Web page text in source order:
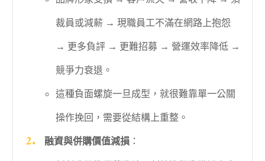
裁員或減薪 → 現職員工不滿在網路上抱怨
→ 更多負評 → 更難招募 → 營運效率降低 →
競爭力衰退。
這種負面螺旋一旦成型，就很難靠單一公關
操作挽回，需要從結構上重整。
融資與併購價值減損：